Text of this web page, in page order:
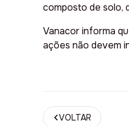
composto de solo,
Vanacor informa
ações não devem
VOLTAR